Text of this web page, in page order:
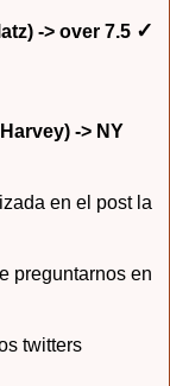
-> over 7.5 ✓
-> NY
en el post la
preguntarnos en
twitters